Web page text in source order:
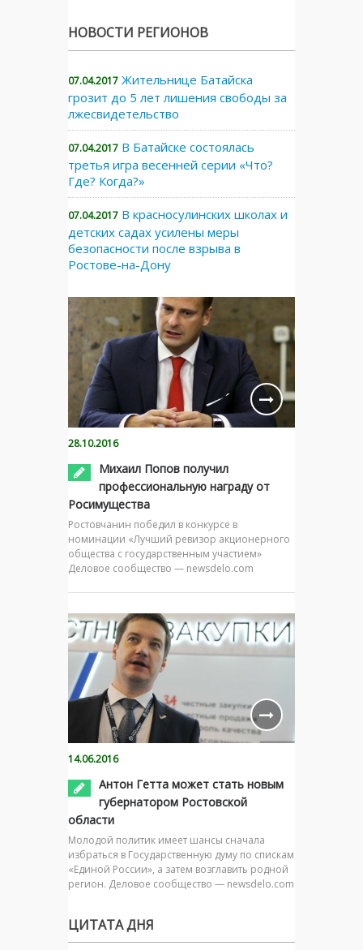
НОВОСТИ РЕГИОНОВ
07.04.2017 Жительнице Батайска
грозит до 5 лет лишения свободы за
лжесвидетельство
07.04.2017 В Батайске состоялась
третья игра весенней серии «Что?
Где? Когда?»
07.04.2017 В красносулинских школах и
детских садах усилены меры
безопасности после взрыва в
Ростове-на-Дону
28.10.2016
Михаил Попов получил
профессиональную награду от
Росимущества
Ростовчанин победил в конкурсе в
номинации «Лучший ревизор акционерного
общества с государственным участием»
Деловое сообщество — newsdelo.com
14.06.2016
Антон Гетта может стать новым
губернатором Ростовской
области
Молодой политик имеет шансы сначала
избраться в Государственную думу по спискам
«Единой России», а затем возглавить родной
регион. Деловое сообщество — newsdelo.com
ЦИТАТА ДНЯ